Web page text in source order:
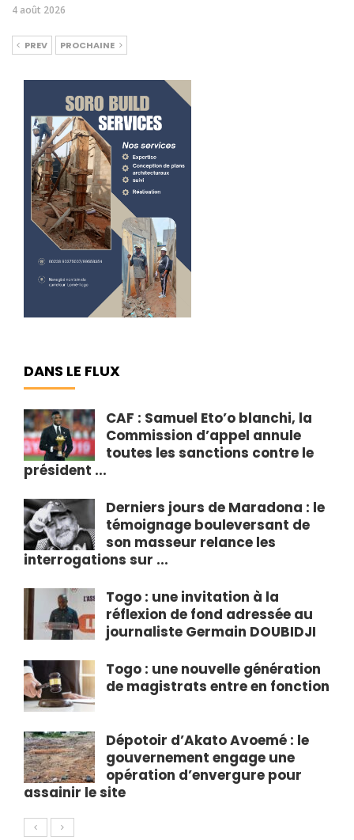
4 août 2026
PREV PROCHAINE
DANS LE FLUX
CAF : Samuel Eto’o blanchi, la
Commission d’appel annule
toutes les sanctions contre le
président ...
Derniers jours de Maradona : le
témoignage bouleversant de
son masseur relance les
interrogations sur ...
Togo : une invitation à la
réflexion de fond adressée au
journaliste Germain DOUBIDJI
Togo : une nouvelle génération
de magistrats entre en fonction
Dépotoir d’Akato Avoemé : le
gouvernement engage une
opération d’envergure pour
assainir le site